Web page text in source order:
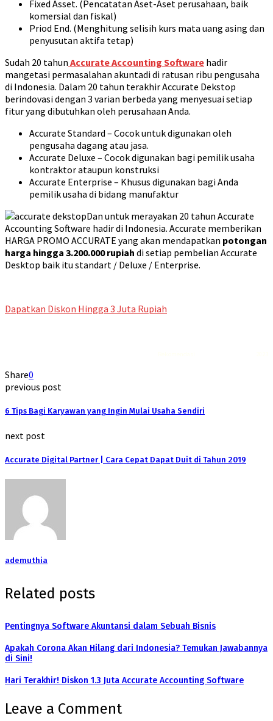
Fixed Asset. (Pencatatan Aset-Aset perusahaan, baik
komersial dan fiskal)
Priod End. (Menghitung selisih kurs mata uang asing dan
penyusutan aktifa tetap)
Sudah 20 tahun Accurate Accounting Software hadir
mangetasi permasalahan akuntadi di ratusan ribu pengusaha
di Indonesia. Dalam 20 tahun terakhir Accurate Dekstop
berindovasi dengan 3 varian berbeda yang menyesuai setiap
fitur yang dibutuhkan oleh perusahaan Anda.
Accurate Standard – Cocok untuk digunakan oleh
pengusaha dagang atau jasa.
Accurate Deluxe – Cocok digunakan bagi pemilik usaha
kontraktor ataupun konstruksi
Accurate Enterprise – Khusus digunakan bagi Anda
pemilik usaha di bidang manufaktur
Dan untuk merayakan 20 tahun Accurate
Accounting Software hadir di Indonesia. Accurate memberikan
HARGA PROMO ACCURATE yang akan mendapatkan potongan
harga hingga 3.200.000 rupiah di setiap pembelian Accurate
Desktop baik itu standart / Deluxe / Enterprise.
Dapatkan Diskon Hingga 3 Juta Rupiah
Share0
previous post
6 Tips Bagi Karyawan yang Ingin Mulai Usaha Sendiri
next post
Accurate Digital Partner | Cara Cepat Dapat Duit di Tahun 2019
ademuthia
Related posts
Pentingnya Software Akuntansi dalam Sebuah Bisnis
Apakah Corona Akan Hilang dari Indonesia? Temukan Jawabannya
di Sini!
Hari Terakhir! Diskon 1.3 Juta Accurate Accounting Software
Leave a Comment